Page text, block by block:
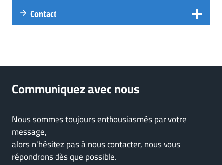
Contact
Communiquez avec nous
Nous sommes toujours enthousiasmés par votre
message,
alors n'hésitez pas à nous contacter, nous vous
répondrons dès que possible.